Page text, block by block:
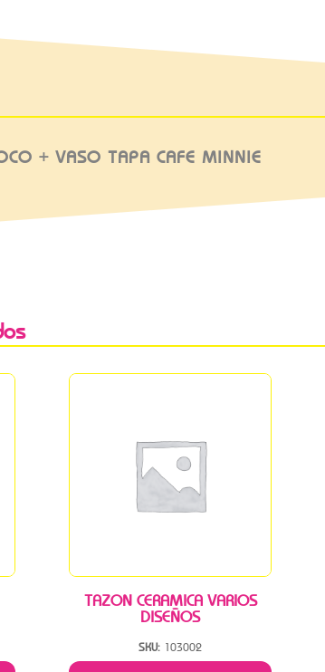
+ VASO TAPA CAFE MINNIE
TAZON CERAMICA VARIOS
DISEÑOS
SKU: 103002